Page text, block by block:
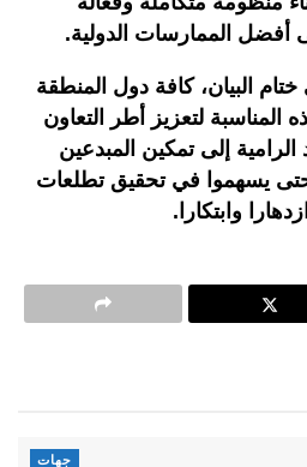
أفضل الممارسات الدولية.
البيان، كافة دول المنطقة
المناسبة لتعزيز أطر التعاون
إلى تمكين المبدعين
حتى يسهموا في تحقيق تطلعات
وابتكارا.
جهات